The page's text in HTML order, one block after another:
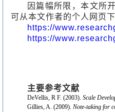
因篇幅所限，本文所
可从本文作者的个人网页
https://
https://
主要参考文献
DeVellis, R F. (2003). Scale
Gillies, A. (2009). Note-taking for